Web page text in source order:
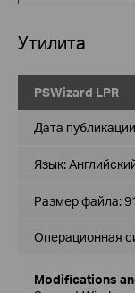
Утилита
PSWizard LPR
Дата
Язык:
Размер файла:
Операционная
Modifications